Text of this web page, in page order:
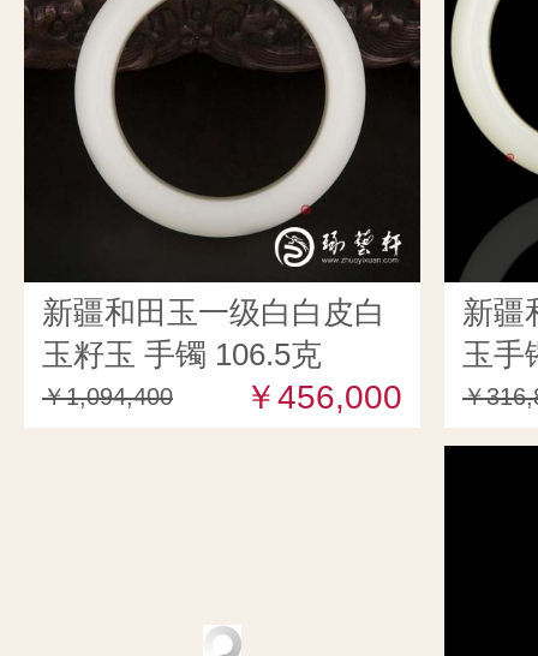
新疆和田玉一级白白皮白
玉籽玉 手镯 106.5克
￥1,094,400 ￥456,000
新疆
玉手
￥